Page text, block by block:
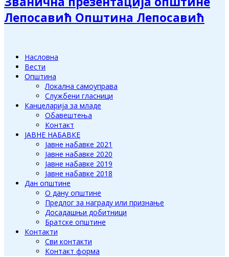
Лепосавић Општина Лепосавић
Насловна
Вести
Општина
Локална самоуправа
Службени гласници
Канцеларија за младе
Обавештења
Контакт
ЈАВНЕ НАБАВКЕ
Јавне набавке 2021
Јавне набавке 2020
Јавне набавке 2019
Јавне набавке 2018
Дан општине
О дану општине
Предлог за награду или признање
Досадашњи добитници
Братске општине
Контакти
Сви контакти
Контакт форма